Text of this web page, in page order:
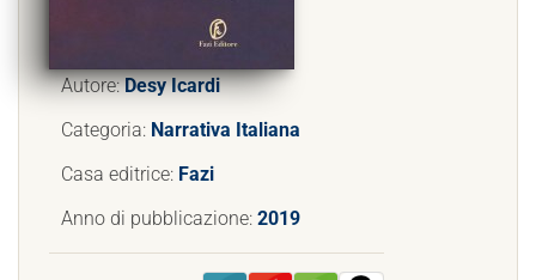
Autore:Desy Icardi
Categoria: Narrativa Italiana
Casa editrice: Fazi
Anno di pubblicazione: 2019